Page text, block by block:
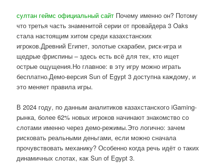
султан геймс официальный сайт Почему именно он? Потому
что третья часть знаменитой серии от провайдера 3 Oaks
стала настоящим хитом среди казахстанских
игроков.Древний Египет, золотые скарабеи, риск-игра и
щедрые фриспины – здесь есть всё для тех, кто ищет
острые ощущения.Но главное: в эту игру можно играть
бесплатно.Демо-версия Sun of Egypt 3 доступна каждому, и
это меняет правила игры.
В 2024 году, по данным аналитиков казахстанского iGaming-
рынка, более 62% новых игроков начинают знакомство со
слотами именно через демо-режимы.Это логично: зачем
рисковать реальными деньгами, если можно сначала
прочувствовать механику? Особенно когда речь идёт о таких
динамичных слотах, как Sun of Egypt 3.